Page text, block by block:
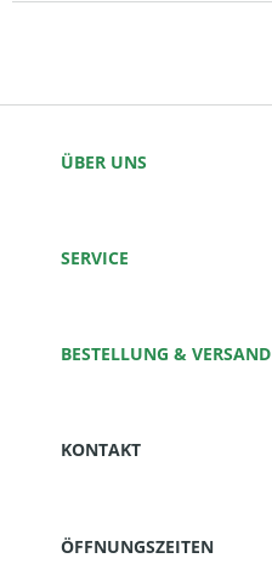
ÜBER UNS
SERVICE
BESTELLUNG & VERSAND
KONTAKT
ÖFFNUNGSZEITEN